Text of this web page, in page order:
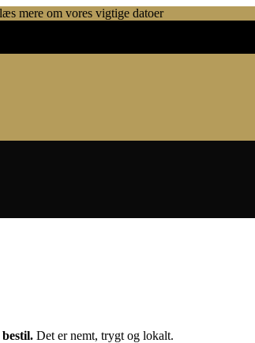
mere om vores vigtige datoer
Det er nemt, trygt og lokalt.